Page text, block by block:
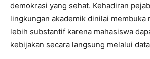
demokrasi yang sehat. Kehadiran
lingkungan akademik dinilai membuka
lebih substantif karena mahasiswa
kebijakan secara langsung melalui